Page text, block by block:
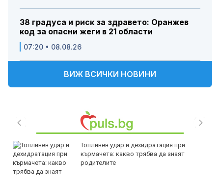
38 градуса и риск за здравето: Оранжев
код за опасни жеги в 21 области
07:20 • 08.08.26
ВИЖ ВСИЧКИ НОВИНИ
Топлинен удар и дехидратация при
кърмачета: какво трябва да знаят
родителите